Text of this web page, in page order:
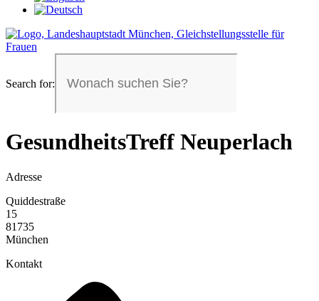
Search for:
GesundheitsTreff Neuperlach
Adresse
Quiddestraße
15
81735
München
Kontakt